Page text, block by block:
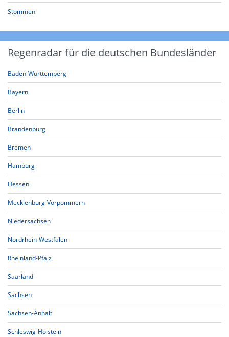
Stommen
Regenradar für die deutschen Bundesländer
Baden-Württemberg
Bayern
Berlin
Brandenburg
Bremen
Hamburg
Hessen
Mecklenburg-Vorpommern
Niedersachsen
Nordrhein-Westfalen
Rheinland-Pfalz
Saarland
Sachsen
Sachsen-Anhalt
Schleswig-Holstein